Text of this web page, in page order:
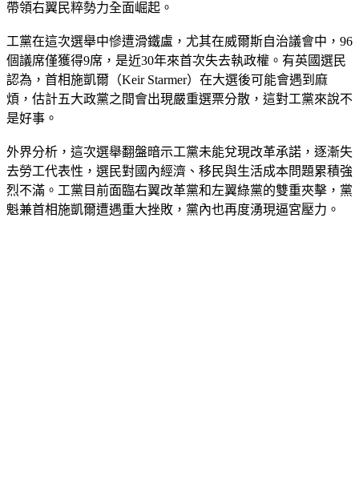
帶領右翼民粹勢力全面崛起。
工黨在這次選舉中慘遭滑鐵盧，尤其在威爾斯自治議會中，96
個議席僅獲得9席，是近30年來首次失去執政權。有英國選民
認為，首相施凱爾（Keir Starmer）在大選後可能會遇到麻
煩，估計五大政黨之間會出現嚴重選票分散，這對工黨來說不
是好事。
外界分析，這次選舉翻盤暗示工黨未能兌現改革承諾，逐漸失
去勞工代表性，選民對國內經濟、移民與生活成本問題累積強
烈不滿。工黨目前面臨右翼改革黨和左翼綠黨的雙重夾擊，黨
魁兼首相施凱爾遭遇重大挫敗，黨內也再度湧現逼宮壓力。